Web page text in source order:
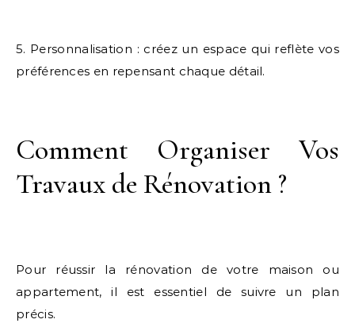
5. Personnalisation : créez un espace qui reflète vos
préférences en repensant chaque détail.
Comment Organiser Vos
Travaux de Rénovation ?
Pour réussir la rénovation de votre maison ou
appartement, il est essentiel de suivre un plan
précis.